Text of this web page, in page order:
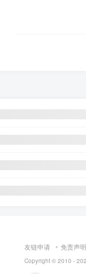
友链申请 免责声明
Copyright © 2010 -